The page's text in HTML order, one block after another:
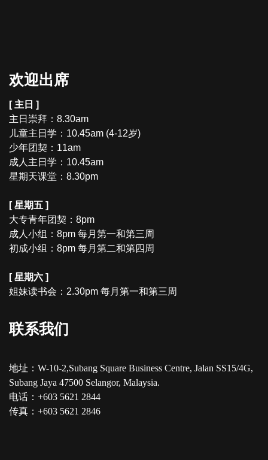
欢迎出席
[ 主日 ]
主日崇拜：8.30am
儿童主日学：10.45am (4-12岁)
少年团契：11am
成人主日学：10.45am
星期天课堂：8.30pm
[ 星期五 ]
大专青年团契：8pm
成人小组：8pm 每月第一和第三周
初成小组：8pm 每月第二和第四周
[ 星期六 ]
姐妹读书会：2.30pm 每月第一和第三周
联系我们
地址：W-10-2,Subang Square Business Centre, Jalan SS15/4G,
Subang Jaya 47500 Selangor, Malaysia.
电话：+603 5621 2844
传真：+603 5621 2846